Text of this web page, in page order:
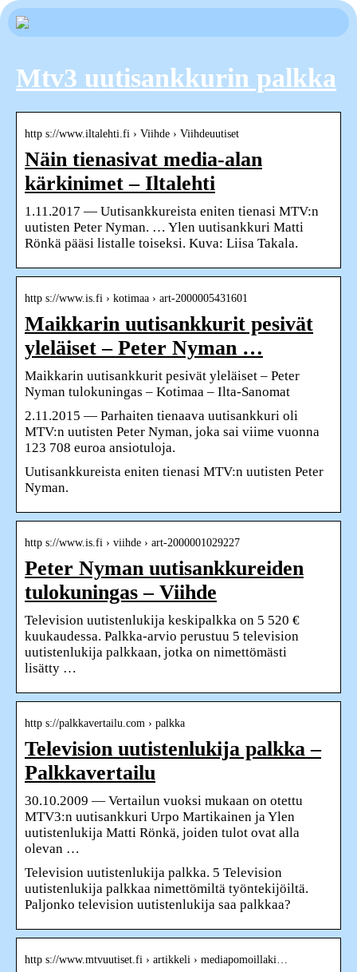
Mtv3 uutisankkurin palkka
http s://www.iltalehti.fi › Viihde › Viihdeuutiset
Näin tienasivat media-alan
kärkinimet – Iltalehti
1.11.2017 — Uutisankkureista eniten tienasi MTV:n
uutisten Peter Nyman. … Ylen uutisankkuri Matti
Rönkä pääsi listalle toiseksi. Kuva: Liisa Takala.
http s://www.is.fi › kotimaa › art-2000005431601
Maikkarin uutisankkurit pesivät
yleläiset – Peter Nyman …
Maikkarin uutisankkurit pesivät yleläiset – Peter
Nyman tulokuningas – Kotimaa – Ilta-Sanomat
2.11.2015 — Parhaiten tienaava uutisankkuri oli
MTV:n uutisten Peter Nyman, joka sai viime vuonna
123 708 euroa ansiotuloja.
Uutisankkureista eniten tienasi MTV:n uutisten Peter
Nyman.
http s://www.is.fi › viihde › art-2000001029227
Peter Nyman uutisankkureiden
tulokuningas – Viihde
Television uutistenlukija keskipalkka on 5 520 €
kuukaudessa. Palkka-arvio perustuu 5 television
uutistenlukija palkkaan, jotka on nimettömästi
lisätty …
http s://palkkavertailu.com › palkka
Television uutistenlukija palkka –
Palkkavertailu
30.10.2009 — Vertailun vuoksi mukaan on otettu
MTV3:n uutisankkuri Urpo Martikainen ja Ylen
uutistenlukija Matti Rönkä, joiden tulot ovat alla
olevan …
Television uutistenlukija palkka. 5 Television
uutistenlukija palkkaa nimettömiltä työntekijöiltä.
Paljonko television uutistenlukija saa palkkaa?
http s://www.mtvuutiset.fi › artikkeli › mediapomoillaki…